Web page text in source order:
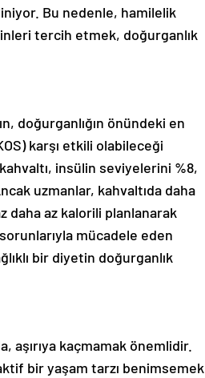
Bu nedenle, hamilelik
tercih etmek, doğurganlık
doğurganlığın önündeki en
karşı etkili olabileceği
insülin seviyelerini %8,
uzmanlar, kahvaltıda daha
daha az kalorili planlanarak
mücadele eden
bir diyetin doğurganlık
aşırıya kaçmamak önemlidir.
bir yaşam tarzı benimsemek